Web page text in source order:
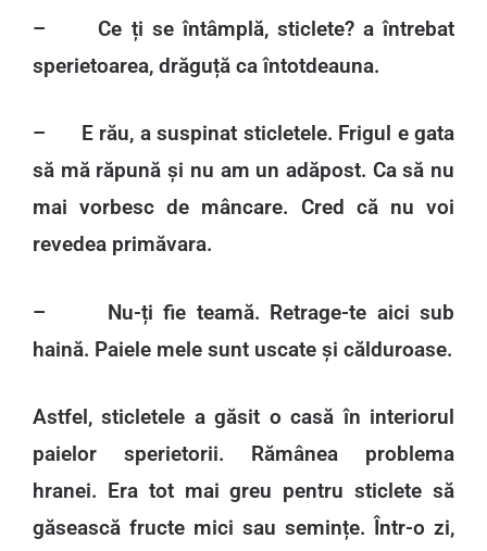
– Ce ți se întâmplă, sticlete? a întrebat
sperietoarea, drăguță ca întotdeauna.
– E rău, a suspinat sticletele. Frigul e gata
să mă răpună și nu am un adăpost. Ca să nu
mai vorbesc de mâncare. Cred că nu voi
revedea primăvara.
– Nu-ți fie teamă. Retrage-te aici sub
haină. Paiele mele sunt uscate și călduroase.
Astfel, sticletele a găsit o casă în interiorul
paielor sperietorii. Rămânea problema
hranei. Era tot mai greu pentru sticlete să
găsească fructe mici sau semințe. Într-o zi,